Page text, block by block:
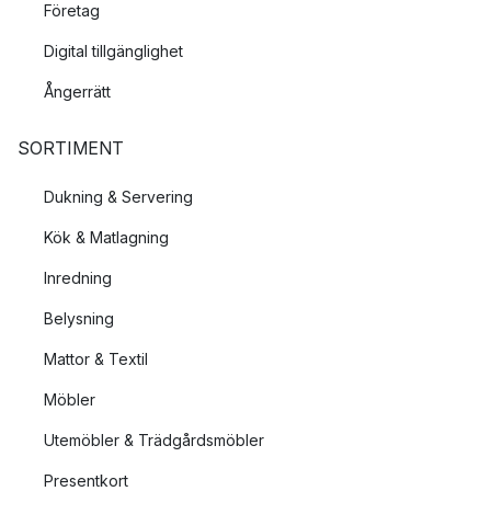
Företag
Digital tillgänglighet
Ångerrätt
SORTIMENT
Dukning & Servering
Kök & Matlagning
Inredning
Belysning
Mattor & Textil
Möbler
Utemöbler & Trädgårdsmöbler
Presentkort